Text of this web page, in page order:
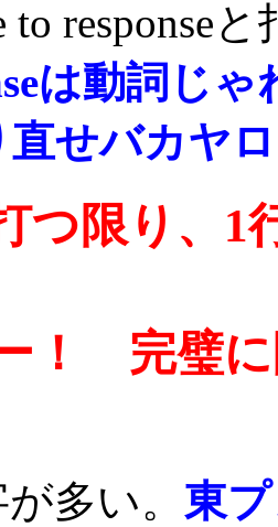
to response
は動詞じ
せバカヤ
つ限り、1
！ 完璧に
多い。 東